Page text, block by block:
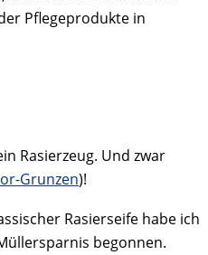
Pflegeprodukte in
Rasierzeug. Und zwar
Grunzen)!
Rasierseife habe ich
begonnen.